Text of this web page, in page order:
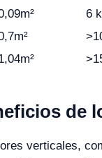
6
de
verticales,